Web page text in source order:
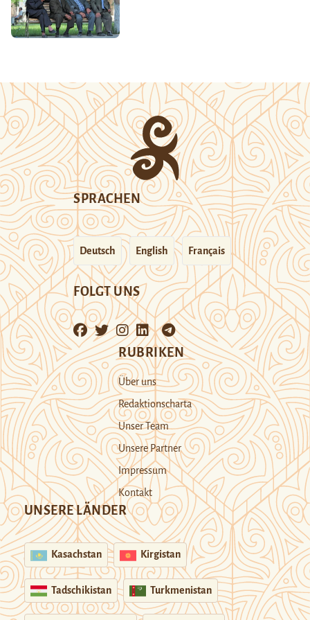
SPRACHEN
Deutsch English Français
FOLGT UNS
RUBRIKEN
Über uns
Redaktionscharta
Unser Team
Unsere Partner
Impressum
Kontakt
UNSERE LÄNDER
Kasachstan Kirgistan
Tadschikistan Turkmenistan